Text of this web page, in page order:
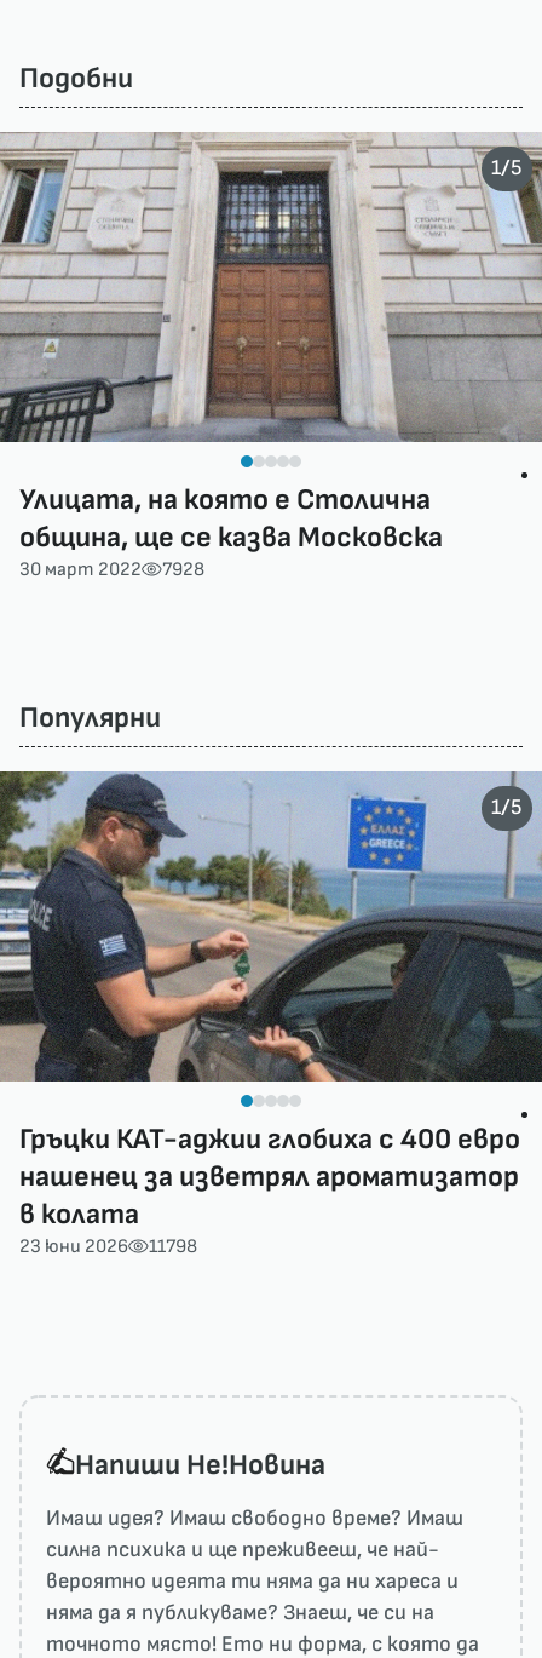
Подобни
Улицата, на която е Столична
община, ще се казва Московска
30 март 2022 7928
1/5
Популярни
Гръцки КАТ-аджии глобиха с 400 евро
нашенец за изветрял ароматизатор
в колата
23 юни 2026 11798
1/5
Напиши He!Новина
Имаш идея? Имаш свободно време? Имаш
силна психика и ще преживееш, че най-
вероятно идеята ти няма да ни харесa и
няма да я публикуваме? Знаеш, че си на
точното място! Ето ни форма, с която да